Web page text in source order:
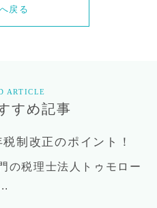
戻る
ARTICLE
すめ記事
制改正のポイント！
の税理士法人トゥモロー